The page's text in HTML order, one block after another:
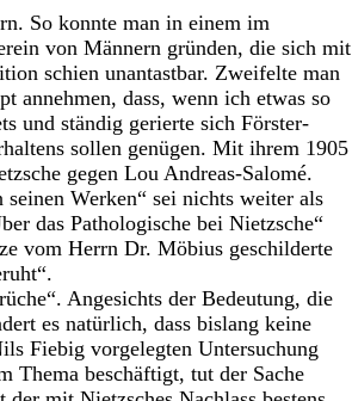
So konnte man in einem im
von Männern gründen, die sich mit
schien unantastbar. Zweifelte man
annehmen, dass, wenn ich etwas so
und ständig gerierte sich Förster-
sollen genügen. Mit ihrem 1905
gegen Lou Andreas-Salomé.
Werken“ sei nichts weiter als
das Pathologische bei Nietzsche“
vom Herrn Dr. Möbius geschilderte
Angesichts der Bedeutung, die
es natürlich, dass bislang keine
Fiebig vorgelegten Untersuchung
Thema beschäftigt, tut der Sache